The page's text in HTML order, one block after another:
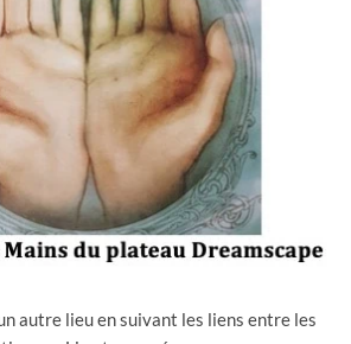
autre lieu en suivant les liens entre les